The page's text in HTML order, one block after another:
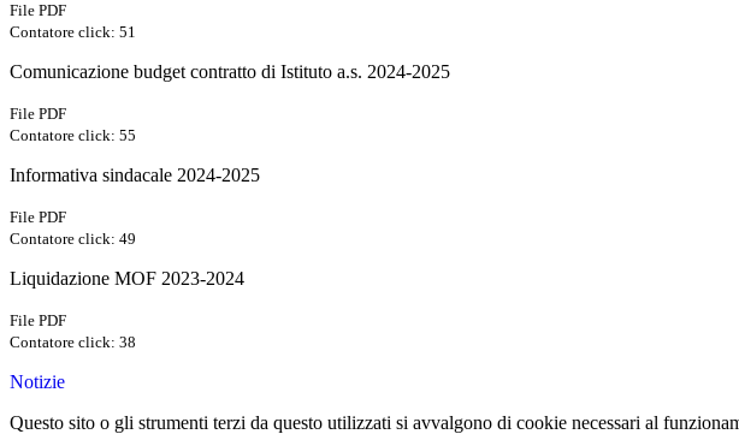
File PDF
Contatore click: 51
Comunicazione budget contratto di Istituto a.s. 2024-2025
File PDF
Contatore click: 55
Informativa sindacale 2024-2025
File PDF
Contatore click: 49
Liquidazione MOF 2023-2024
File PDF
Contatore click: 38
Notizie
Questo sito o gli strumenti terzi da questo utilizzati si avvalgono di cookie necessari al